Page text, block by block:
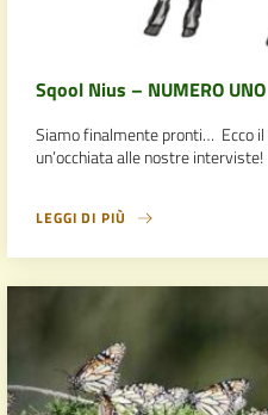
Sqool Nius – NUMERO UNO
Siamo finalmente pronti… Ecco
un’occhiata alle nostre interviste!
LEGGI DI PIÙ